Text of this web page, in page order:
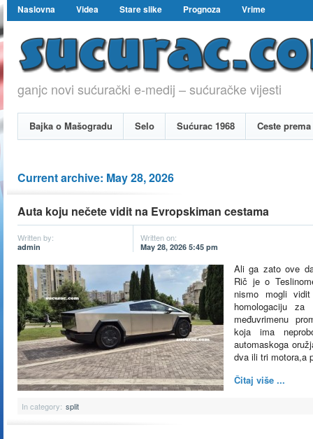
Naslovna Videa Stare slike Prognoza Vrime
ganjc novi sućurački e-medij – sućuračke vijesti
Bajka o Mašogradu Selo Sućurac 1968 Ceste
Current archive: May 28, 2026
Auta koju nečete vidit na Evropskiman cestama
Written by:
admin
Written on:
May 28, 2026 5:45 pm
Ali ga zato ove
Rič je o
nismo mogli
homologaciju
međuvrimenu
koja ima
automaskoga
dva ili tri motora,a
Čitaj više ...
In category: split